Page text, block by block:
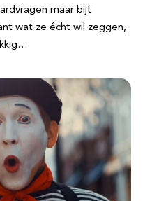
maar bijt
wat ze écht wil zeggen,